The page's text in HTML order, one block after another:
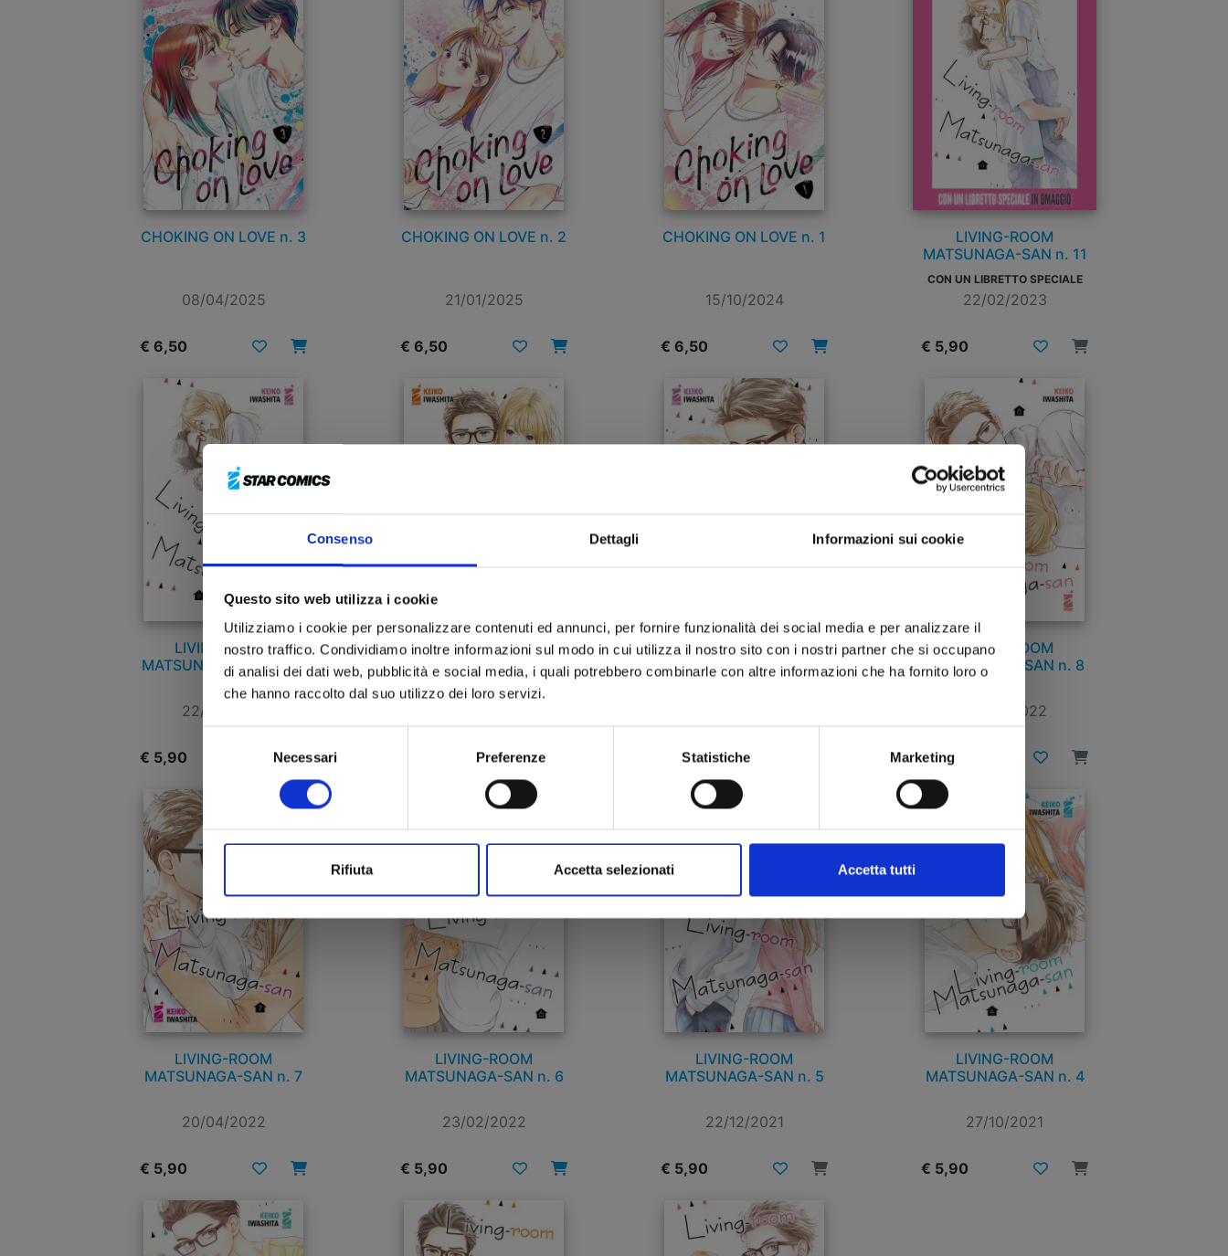
Consenso Dettagli Informazioni sui cookie
Questo sito web utilizza i cookie
Utilizziamo i cookie per personalizzare contenuti ed annunci, per fornire funzionalità dei social media e per analizzare il
nostro traffico. Condividiamo inoltre informazioni sul modo in cui utilizza il nostro sito con i nostri partner che si occupano
di analisi dei dati web, pubblicità e social media, i quali potrebbero combinarle con altre informazioni che ha fornito loro o
che hanno raccolto dal suo utilizzo dei loro servizi.
Necessari Preferenze Statistiche Marketing
Rifiuta Accetta selezionati Accetta tutti
CHOKING ON LOVE n. 3
08/04/2025
€ 6,50
CHOKING ON LOVE n. 2
21/01/2025
€ 6,50
CHOKING ON LOVE n. 1
15/10/2024
€ 6,50
LIVING-ROOM
MATSUNAGA-SAN n. 11
CON UN LIBRETTO SPECIALE
22/02/2023
€ 5,90
LIVING-ROOM
MATSUNAGA-SAN n. 11
22/02/2023
€ 5,90
LIVING-ROOM
MATSUNAGA-SAN n. 10
LIVING-ROOM
MATSUNAGA-SAN n. 9
€ 5,90
LIVING-ROOM
MATSUNAGA-SAN n. 8
22/06/2022
€ 5,90
LIVING-ROOM
MATSUNAGA-SAN n. 7
20/04/2022
€ 5,90
LIVING-ROOM
MATSUNAGA-SAN n. 6
23/02/2022
€ 5,90
LIVING-ROOM
MATSUNAGA-SAN n. 5
22/12/2021
€ 5,90
LIVING-ROOM
MATSUNAGA-SAN n. 4
27/10/2021
€ 5,90